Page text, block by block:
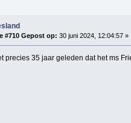
#710 Gepost op: 30 juni 2024, 12:04:57 »
precies 35 jaar geleden dat het ms